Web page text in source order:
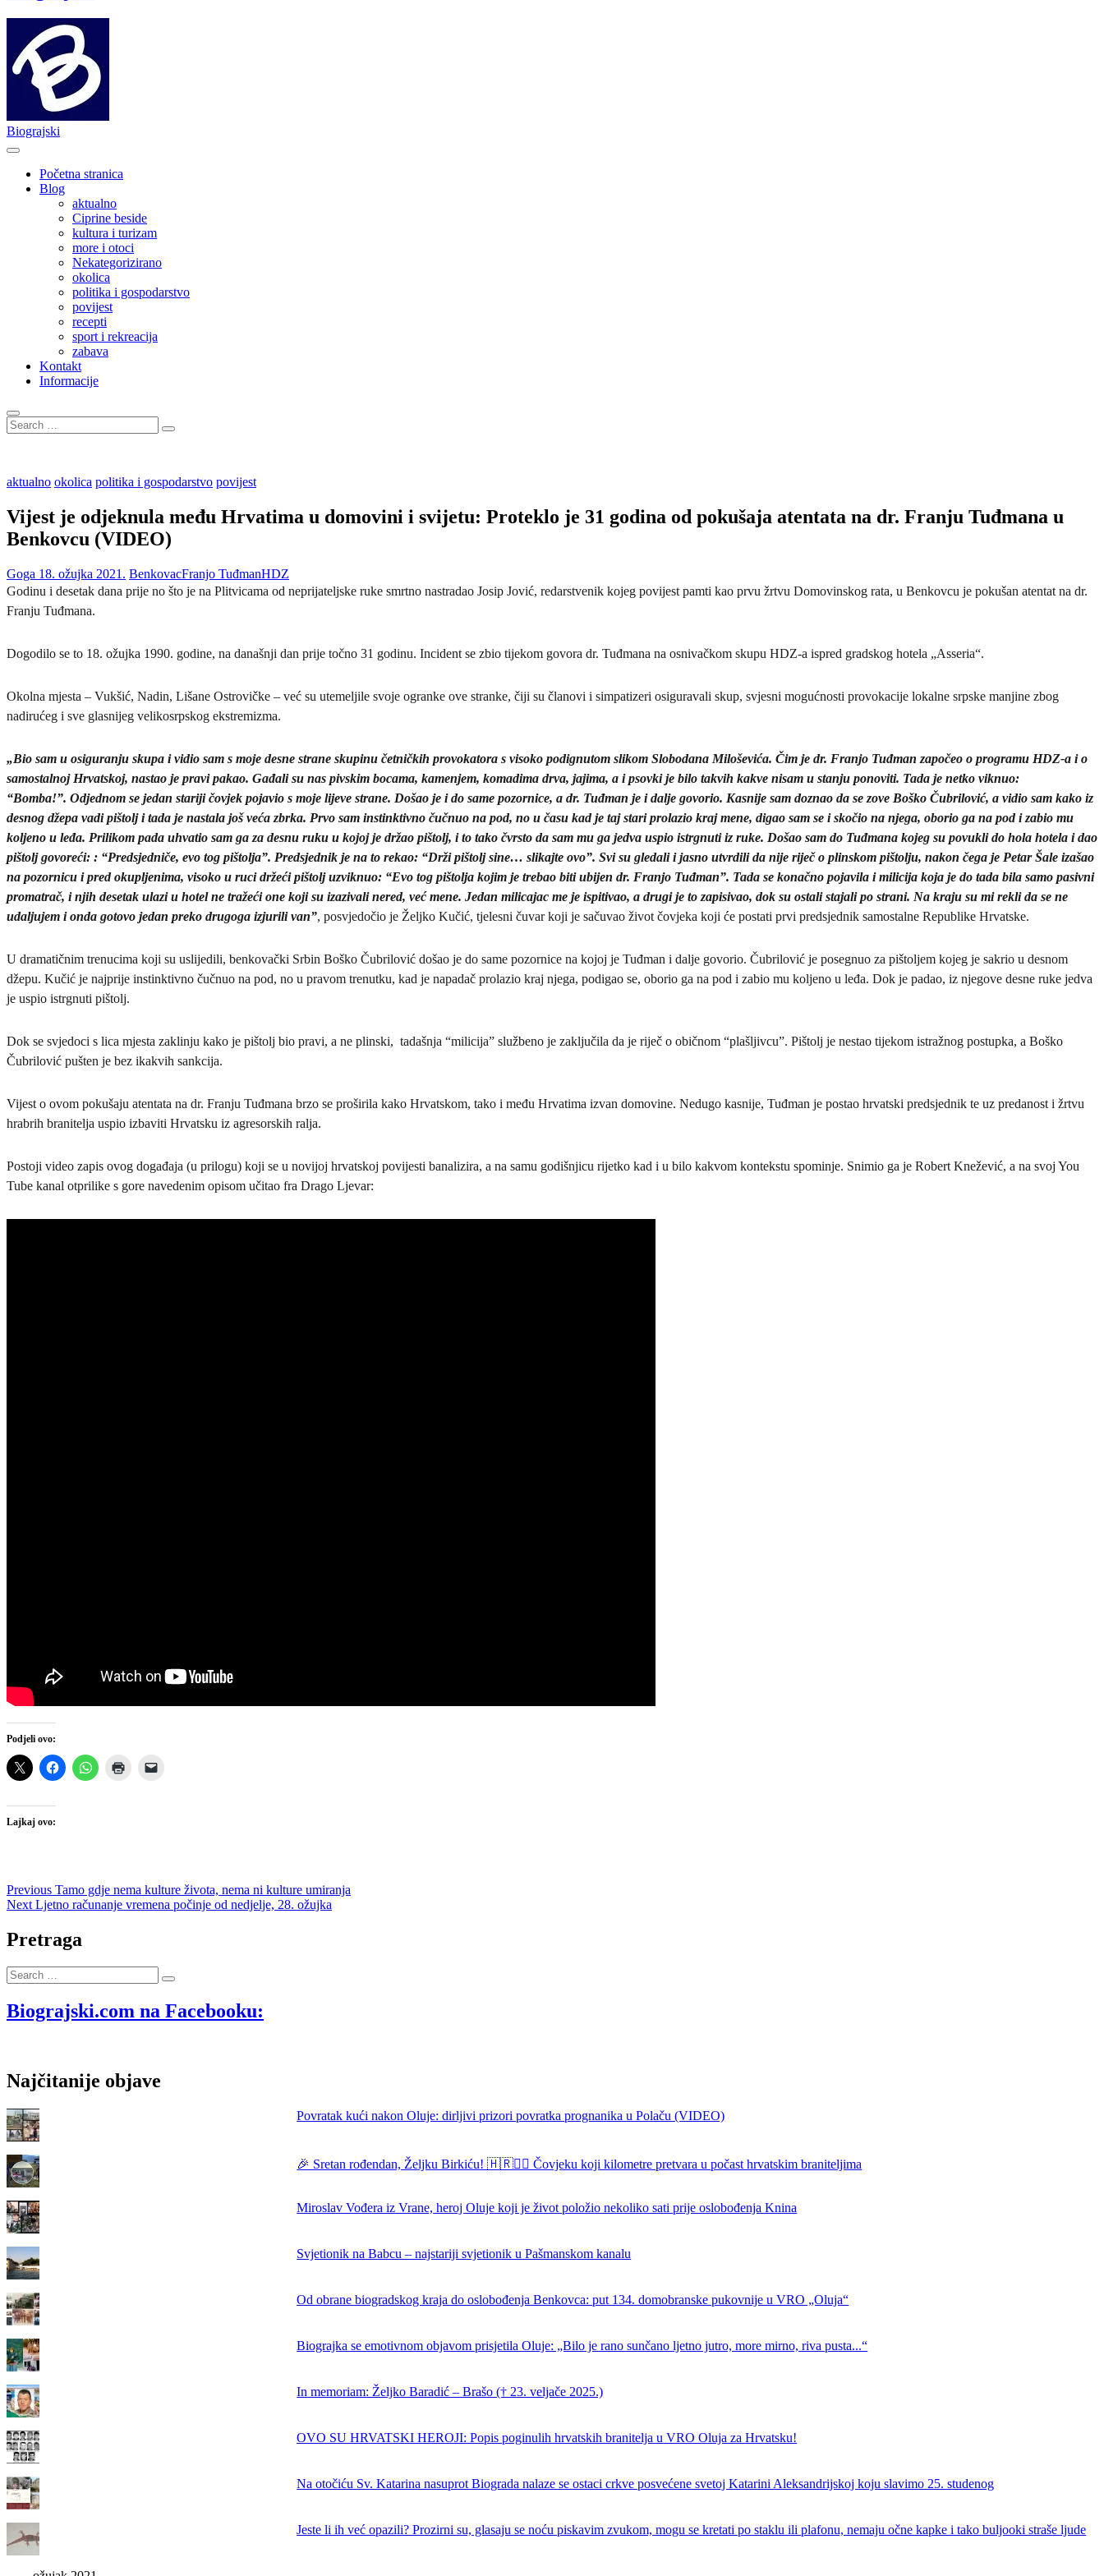
Biograjski
Početna stranica
Blog
aktualno
Ciprine beside
kultura i turizam
more i otoci
Nekategorizirano
okolica
politika i gospodarstvo
povijest
recepti
sport i rekreacija
zabava
Kontakt
Informacije
Search
…
aktualno okolica politika i gospodarstvo povijest
Vijest je odjeknula među Hrvatima u domovini i svijetu: Proteklo je 31 godina od pokušaja atentata na dr. Franju Tuđmana u
Benkovcu (VIDEO)
Goga 18. ožujka 2021. BenkovacFranjo TuđmanHDZ
Godinu i desetak dana prije no što je na Plitvicama od neprijateljske ruke smrtno nastradao Josip Jović, redarstvenik kojeg povijest pamti kao prvu žrtvu Domovinskog rata, u Benkovcu je pokušan atentat na dr.
Franju Tuđmana.
Dogodilo se to 18. ožujka 1990. godine, na današnji dan prije točno 31 godinu. Incident se zbio tijekom govora dr. Tuđmana na osnivačkom skupu HDZ-a ispred gradskog hotela „Asseria“.
Okolna mjesta – Vukšić, Nadin, Lišane Ostrovičke – već su utemeljile svoje ogranke ove stranke, čiji su članovi i simpatizeri osiguravali skup, svjesni mogućnosti provokacije lokalne srpske manjine zbog
nadirućeg i sve glasnijeg velikosrpskog ekstremizma.
„Bio sam u osiguranju skupa i vidio sam s moje desne strane skupinu četničkih provokatora s visoko podignutom slikom Slobodana Miloševića. Čim je dr. Franjo Tuđman započeo o programu HDZ-a i o
samostalnoj Hrvatskoj, nastao je pravi pakao. Gađali su nas pivskim bocama, kamenjem, komadima drva, jajima, a i psovki je bilo takvih kakve nisam u stanju ponoviti. Tada je netko viknuo:
“Bomba!”. Odjednom se jedan stariji čovjek pojavio s moje lijeve strane. Došao je i do same pozornice, a dr. Tuđman je i dalje govorio. Kasnije sam doznao da se zove Boško Čubrilović, a vidio sam kako iz
desnog džepa vadi pištolj i tada je nastala još veća zbrka. Prvo sam instinktivno čučnuo na pod, no u času kad je taj stari prolazio kraj mene, digao sam se i skočio na njega, oborio ga na pod i zabio mu
koljeno u leđa. Prilikom pada uhvatio sam ga za desnu ruku u kojoj je držao pištolj, i to tako čvrsto da sam mu ga jedva uspio istrgnuti iz ruke. Došao sam do Tuđmana kojeg su povukli do hola hotela i dao
pištolj govoreći: : “Predsjedniče, evo tog pištolja”. Predsjednik je na to rekao: “Drži pištolj sine… slikajte ovo”. Svi su gledali i jasno utvrdili da nije riječ o plinskom pištolju, nakon čega je Petar Šale izašao
na pozornicu i pred okupljenima, visoko u ruci držeći pištolj uzviknuo: “Evo tog pištolja kojim je trebao biti ubijen dr. Franjo Tuđman”. Tada se konačno pojavila i milicija koja je do tada bila samo pasivni
promatrač, i njih desetak ulazi u hotel ne tražeći one koji su izazivali nered, već mene. Jedan milicajac me je ispitivao, a drugi je to zapisivao, dok su ostali stajali po strani. Na kraju su mi rekli da se ne
udaljujem i onda gotovo jedan preko drugoga izjurili van”, posvjedočio je Željko Kučić, tjelesni čuvar koji je sačuvao život čovjeka koji će postati prvi predsjednik samostalne Republike Hrvatske.
U dramatičnim trenucima koji su uslijedili, benkovački Srbin Boško Čubrilović došao je do same pozornice na kojoj je Tuđman i dalje govorio. Čubrilović je posegnuo za pištoljem kojeg je sakrio u desnom
džepu. Kučić je najprije instinktivno čučnuo na pod, no u pravom trenutku, kad je napadač prolazio kraj njega, podigao se, oborio ga na pod i zabio mu koljeno u leđa. Dok je padao, iz njegove desne ruke jedva
je uspio istrgnuti pištolj.
Dok se svjedoci s lica mjesta zaklinju kako je pištolj bio pravi, a ne plinski, tadašnja “milicija” službeno je zaključila da je riječ o običnom “plašljivcu”. Pištolj je nestao tijekom istražnog postupka, a Boško
Čubrilović pušten je bez ikakvih sankcija.
Vijest o ovom pokušaju atentata na dr. Franju Tuđmana brzo se proširila kako Hrvatskom, tako i među Hrvatima izvan domovine. Nedugo kasnije, Tuđman je postao hrvatski predsjednik te uz predanost i žrtvu
hrabrih branitelja uspio izbaviti Hrvatsku iz agresorskih ralja.
Postoji video zapis ovog događaja (u prilogu) koji se u novijoj hrvatskoj povijesti banalizira, a na samu godišnjicu rijetko kad i u bilo kakvom kontekstu spominje. Snimio ga je Robert Knežević, a na svoj You
Tube kanal otprilike s gore navedenim opisom učitao fra Drago Ljevar:
Podjeli ovo:
Lajkaj ovo:
Navigacija
objava
Previous Previous
post:
Tamo gdje nema kulture života, nema ni kulture umiranja
Next Next
Ljetno računanje vremena počinje od nedjelje, 28. ožujka
Pretraga
Search
…
Biograjski.com na Facebooku:
Najčitanije objave
Povratak kući nakon Oluje: dirljivi prizori povratka prognanika u Polaču (VIDEO)
🎉 Sretan rođendan, Željku Birkiću! 🇭🇷🏃‍♂️ Čovjeku koji kilometre pretvara u počast hrvatskim braniteljima
Miroslav Vođera iz Vrane, heroj Oluje koji je život položio nekoliko sati prije oslobođenja Knina
Svjetionik na Babcu – najstariji svjetionik u Pašmanskom kanalu
Od obrane biogradskog kraja do oslobođenja Benkovca: put 134. domobranske pukovnije u VRO „Oluja“
Biograjka se emotivnom objavom prisjetila Oluje: „Bilo je rano sunčano ljetno jutro, more mirno, riva pusta...“
In memoriam: Željko Baradić – Brašo († 23. veljače 2025.)
OVO SU HRVATSKI HEROJI: Popis poginulih hrvatskih branitelja u VRO Oluja za Hrvatsku!
Na otočiću Sv. Katarina nasuprot Biograda nalaze se ostaci crkve posvećene svetoj Katarini Aleksandrijskoj koju slavimo 25. studenog
Jeste li ih već opazili? Prozirni su, glasaju se noću piskavim zvukom, mogu se kretati po staklu ili plafonu, nemaju očne kapke i tako buljooki straše ljude